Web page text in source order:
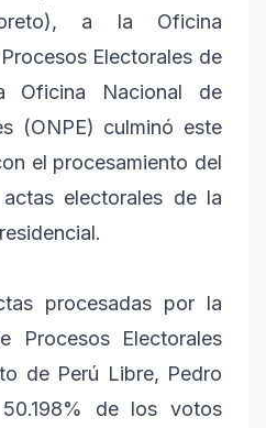
a la Oficina
Electorales de
Oficina Nacional de
(ONPE) culminó este
el procesamiento del
electorales de la
procesadas por la
Procesos Electorales
de Perú Libre, Pedro
de los votos